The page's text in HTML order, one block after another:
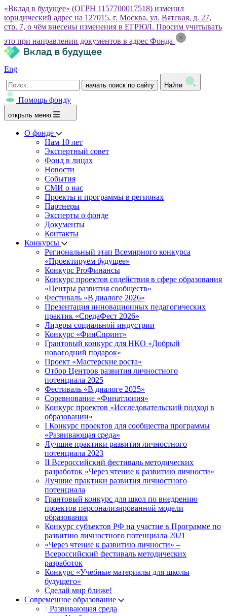
«Вклад в будущее» (ОГРН 1157700017518) изменил
юридический адрес на 127015, г. Москва, ул. Вятская, д. 27,
стр. 7, о чём внесены изменения в ЕГРЮЛ. Просим учитывать
это при направлении документов в адрес Фонда
Eng
начать поиск по сайту Найти
Помощь фонду
открыть меню
О фонде
Нам 10 лет
Экспертный совет
Фонд в лицах
Новости
События
СМИ о нас
Проекты и программы в регионах
Партнеры
Эксперты о фонде
Документы
Контакты
Конкурсы
Региональный этап Всемирного конкурса
«Проектируем будущее»
Конкурс ProФинансы
Конкурс проектов содействия в сфере образования
«Центры развития сообществ»
Фестиваль «В диалоге 2026»
Презентация инновационных педагогических
практик «СредаФест 2026»
Лидеры социальной индустрии
Конкурс «ФинСпринт»
Грантовый конкурс для НКО «Добрый
новогодний подарок»
Проект «Мастерские роста»
Отбор Центров развития личностного
потенциала 2025
Фестиваль «В диалоге 2025»
Соревнование «Финатлония»
Конкурс проектов «Исследовательский подход в
образовании»
I Конкурс проектов для сообщества программы
«Развивающая среда»
Лучшие практики развития личностного
потенциала 2023
II Всероссийский фестиваль методических
разработок «Через чтение к развитию личности»
Лучшие практики развития личностного
потенциала
Грантовый конкурс для школ по внедрению
проектов персонализированной модели
образования
Конкурс субъектов РФ на участие в Программе по
развитию личностного потенциала 2021
«Через чтение к развитию личности» –
Всероссийский фестиваль методических
разработок
Конкурс «Учебные материалы для школы
будущего»
Сделай мир ближе!
Современное образование
Развивающая среда